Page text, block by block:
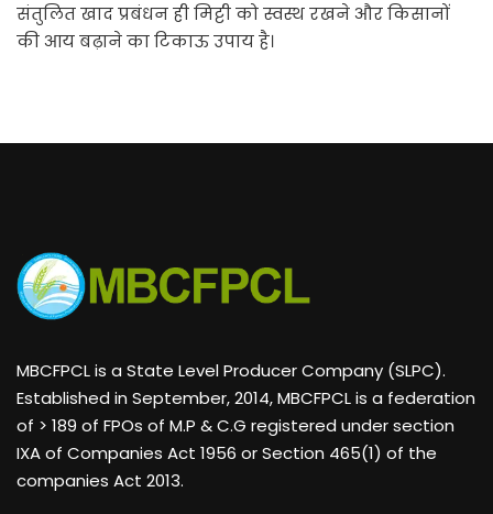
संतुलित खाद प्रबंधन ही मिट्टी को स्वस्थ रखने और किसानों
की आय बढ़ाने का टिकाऊ उपाय है।
MBCFPCL is a State Level Producer Company (SLPC).
Established in September, 2014, MBCFPCL is a federation
of > 189 of FPOs of M.P & C.G registered under section
IXA of Companies Act 1956 or Section 465(1) of the
companies Act 2013.